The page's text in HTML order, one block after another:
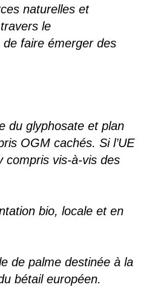
naturelles et
le
faire émerger des
du glyphosate et plan
OGM cachés. Si l’UE
compris vis-à-vis des
bio, locale et en
de palme destinée à la
bétail européen.